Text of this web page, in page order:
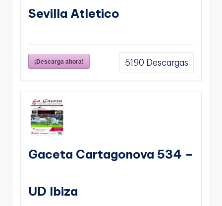
Sevilla Atletico
¡Descarga ahora! 5190 Descargas
Gaceta Cartagonova 534 –
UD Ibiza